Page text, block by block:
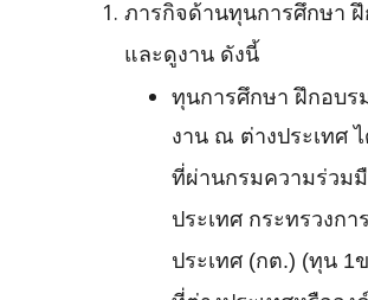
ภารกิจด้านทุนการศึกษา
และดูงาน ดังนี้
ทุนการศึกษา ฝึกอบร
งาน ณ ต่างประเทศ
ที่ผ่านกรมความร่วม
ประเทศ กระทรวงกา
ประเทศ (กต.) (ทุน 1